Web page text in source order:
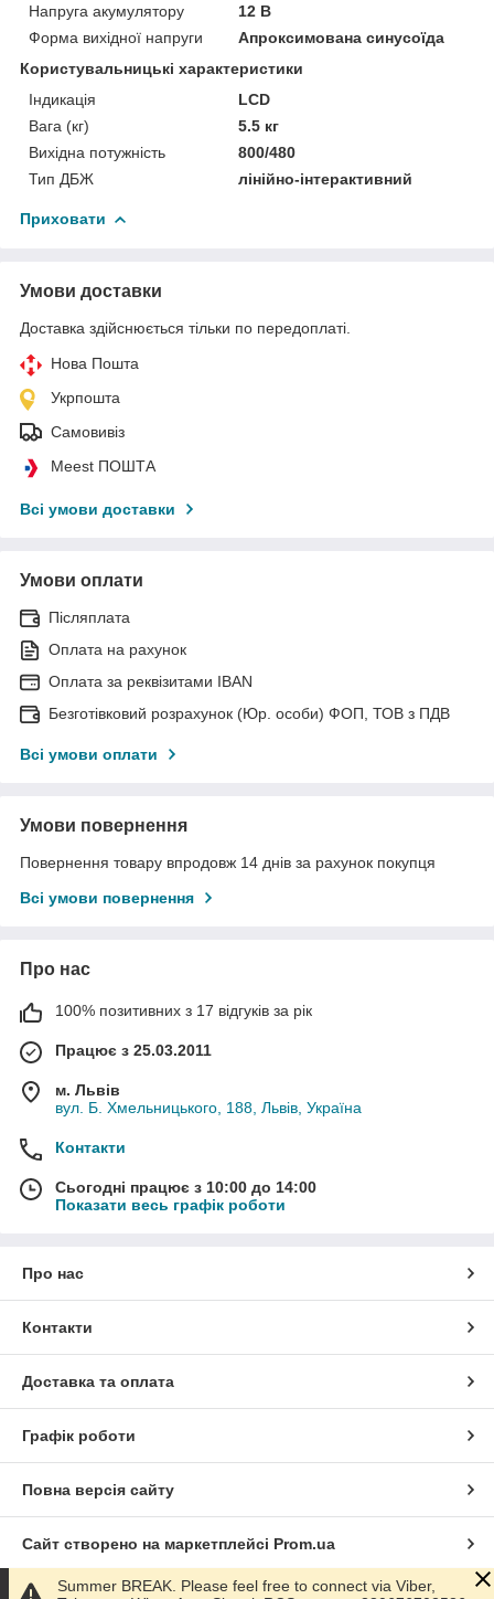
Напруга акумулятору
12 В
Форма вихідної напруги
Апроксимована синусоїда
Користувальницькі характеристики
Індикація
LCD
Вага (кг)
5.5 кг
Вихідна потужність
800/480
Тип ДБЖ
лінійно-інтерактивний
Приховати
Умови доставки
Доставка здійснюється тільки по передоплаті.
Нова Пошта
Укрпошта
Самовивіз
Meest ПОШТА
Всі умови доставки
Умови оплати
Післяплата
Оплата на рахунок
Оплата за реквізитами IBAN
Безготівковий розрахунок (Юр. особи) ФОП, ТОВ з ПДВ
Всі умови оплати
Умови повернення
Повернення товару впродовж 14 днів за рахунок покупця
Всі умови повернення
Про нас
100% позитивних з 17 відгуків за рік
Працює з 25.03.2011
м. Львів
вул. Б. Хмельницького, 188, Львів, Україна
Контакти
Сьогодні працює з 10:00 до 14:00
Показати весь графік роботи
Про нас
Контакти
Доставка та оплата
Графік роботи
Повна версія сайту
Сайт створено на маркетплейсі Prom.ua
Summer BREAK. Please feel free to connect via Viber,